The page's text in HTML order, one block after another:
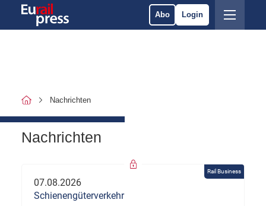
Abo Login
Nachrichten
Nachrichten
Rail Business
07.08.2026
Schienengüterverkehr